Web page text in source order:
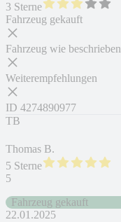
3 Sterne
Fahrzeug gekauft
Fahrzeug wie beschrieben
Weiterempfehlungen
ID 4274890977
TB
Thomas B.
5 Sterne
5
Fahrzeug gekauft
22.01.2025